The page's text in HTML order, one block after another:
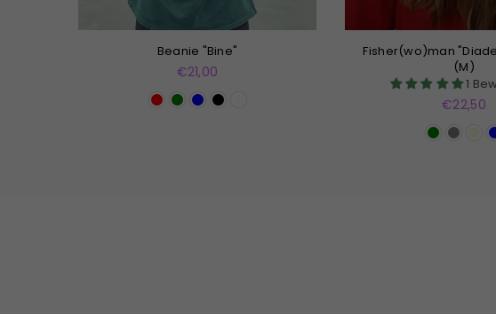
Beanie "Bine"
Normaler
€21,00
Fisher(wo)man
(M)
1
Normaler
€22,50